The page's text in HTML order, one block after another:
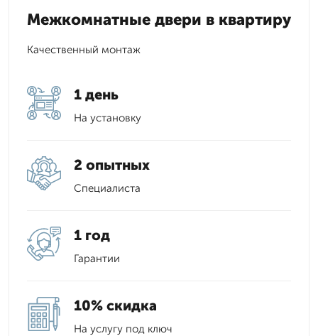
Межкомнатные двери в квартиру
Качественный монтаж
1 день
На установку
2 опытных
Специалиста
1 год
Гарантии
10% скидка
На услугу под ключ